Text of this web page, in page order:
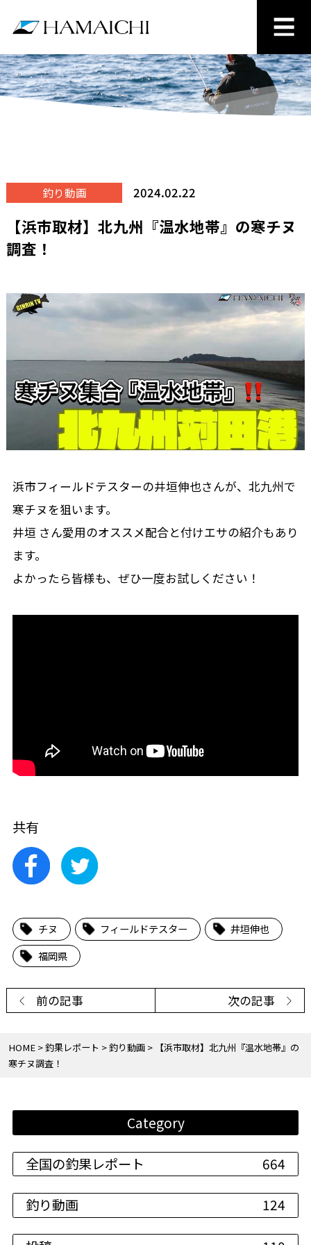
Category
全国の釣果レポート 664
釣り動画 124
釣り動画 2024.02.22
【浜市取材】北九州『温水地帯』の寒チヌ
調査！
HOME 釣果レポート 釣り動画
【浜市取材】北九州『温水地帯』の
寒チヌ調査！
浜市フィールドテスターの井垣伸也さんが、北九州で
寒チヌを狙います。
井垣 さん愛用のオススメ配合と付けエサの紹介もあり
ます。
よかったら皆様も、ぜひ一度お試しください！
共有
チヌ フィールドテスター
井垣伸也
福岡県
前の記事 次の記事